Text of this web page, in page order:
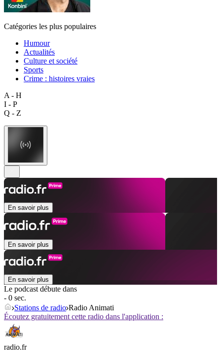
Catégories les plus populaires
Humour
Actualités
Culture et société
Sports
Crime : histoires vraies
A - H
I - P
Q - Z
En savoir plus
En savoir plus
En savoir plus
Le podcast débute dans
- 0 sec.
Stations de radio Radio Animati
Écoutez gratuitement cette radio dans l'application :
radio.fr